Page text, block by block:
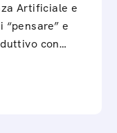
Artificiale e
e
con